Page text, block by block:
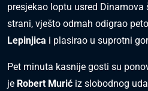
presjekao loptu usred Dinamova
strani, vješto odmah odigrao
Lepinjica i plasirao u suprotni
Pet minuta kasnije gosti su
je Robert Murić iz slobodnog